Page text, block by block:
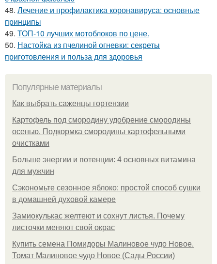
48. Лечение и профилактика коронавируса: основные
принципы
49. ТОП-10 лучших мотоблоков по цене.
50. Настойка из пчелиной огневки: секреты
приготовления и польза для здоровья
Популярные материалы
Как выбрать саженцы гортензии
Картофель под смородину удобрение смородины
осенью. Подкормка смородины картофельными
очистками
Больше энергии и потенции: 4 основных витамина
для мужчин
Сэкономьте сезонное яблоко: простой способ сушки
в домашней духовой камере
Замиокулькас желтеют и сохнут листья. Почему
листочки меняют свой окрас
Купить семена Помидоры Малиновое чудо Новое.
Томат Малиновое чудо Новое (Сады России)